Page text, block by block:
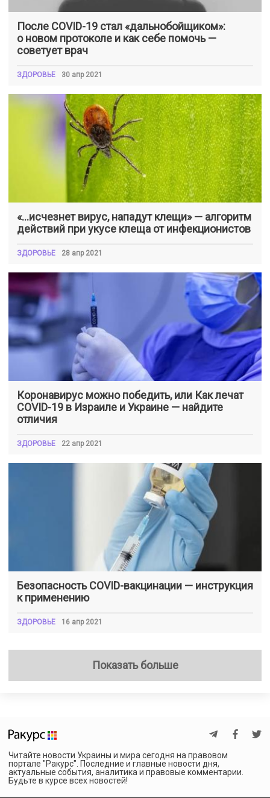
После COVID-19 стал «дальнобойщиком»:
о новом протоколе и как себе помочь —
советует врач
ЗДОРОВЬЕ 30 апр 2021
«…исчезнет вирус, нападут клещи» — алгоритм
действий при укусе клеща от инфекционистов
ЗДОРОВЬЕ 28 апр 2021
Коронавирус можно победить, или Как лечат
COVID-19 в Израиле и Украине — найдите
отличия
ЗДОРОВЬЕ 22 апр 2021
Безопасность COVID-вакцинации — инструкция
к применению
ЗДОРОВЬЕ 16 апр 2021
Показать больше
Читайте новости Украины и мира сегодня на правовом
портале "Ракурс". Последние и главные новости дня,
актуальные события, аналитика и правовые комментарии.
Будьте в курсе всех новостей!